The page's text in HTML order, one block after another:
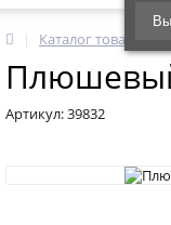
Каталог товаров
Артикул:39832